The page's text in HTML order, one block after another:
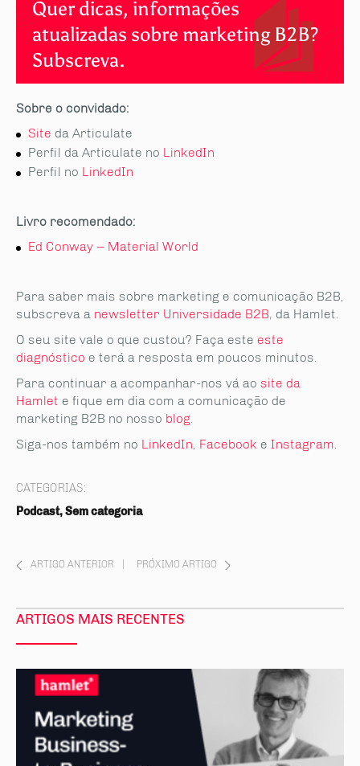
Quer dicas, informações
atualizadas sobre marketing B2B?
Subscreva.
Sobre o convidado:
Site da Articulate
Perfil da Articulate no LinkedIn
Perfil no LinkedIn
Livro recomendado:
Ed Conway – Material World
Para saber mais sobre marketing e comunicação B2B,
subscreva a newsletter Universidade B2B, da Hamlet.
O seu site vale o que custou? Faça este este
diagnóstico e terá a resposta em poucos minutos.
Para continuar a acompanhar-nos vá ao site da
Hamlet e fique em dia com a comunicação de
marketing B2B no nosso blog.
Siga-nos também no LinkedIn, Facebook e Instagram.
CATEGORIAS:
Podcast, Sem categoria
ARTIGO ANTERIOR PRÓXIMO ARTIGO
ARTIGOS MAIS RECENTES